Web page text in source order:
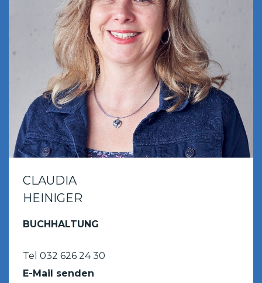
CLAUDIA
HEINIGER
BUCHHALTUNG
Tel 032 626 24 30
E-Mail senden